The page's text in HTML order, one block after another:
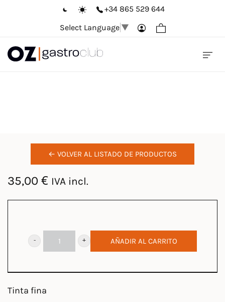
+34 865 529 644
Select Language ▼
← VOLVER AL LISTADO DE PRODUCTOS
35,00 € IVA incl.
MAGNUM
RIBERA
AÑADIR AL CARRITO
Tinta fina